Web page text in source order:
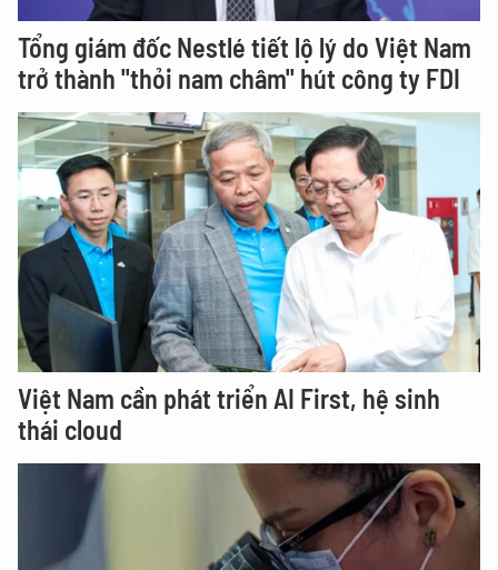
Tổng giám đốc Nestlé tiết lộ lý do Việt Nam
trở thành "thỏi nam châm" hút công ty FDI
Việt Nam cần phát triển AI First, hệ sinh
thái cloud